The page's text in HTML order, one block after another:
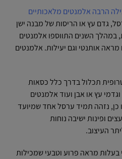
הרבה אלמנטים מלאכותיים
גדם עץ או הריסות של מבנה ישן
השנים התווספו אלמנטים
אותנטי וגם יעילות. אלמנטים
תכלול בדרך כלל כסאות
עץ או אבן ועוד אלמנטים
נזהה תמיד ערסל אחד שמיועד
ופינות ישיבה נוחות
העיצוב.
בעלות מראה פרוע וטבעי שמכילות